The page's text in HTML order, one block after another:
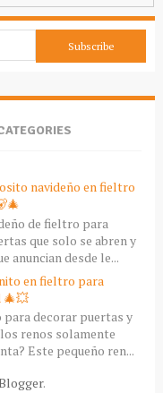
navideño en fieltro
de fieltro para
que solo se abren y
anuncian desde le...
en fieltro para
decorar puertas y
renos solamente
Este pequeño ren...
.